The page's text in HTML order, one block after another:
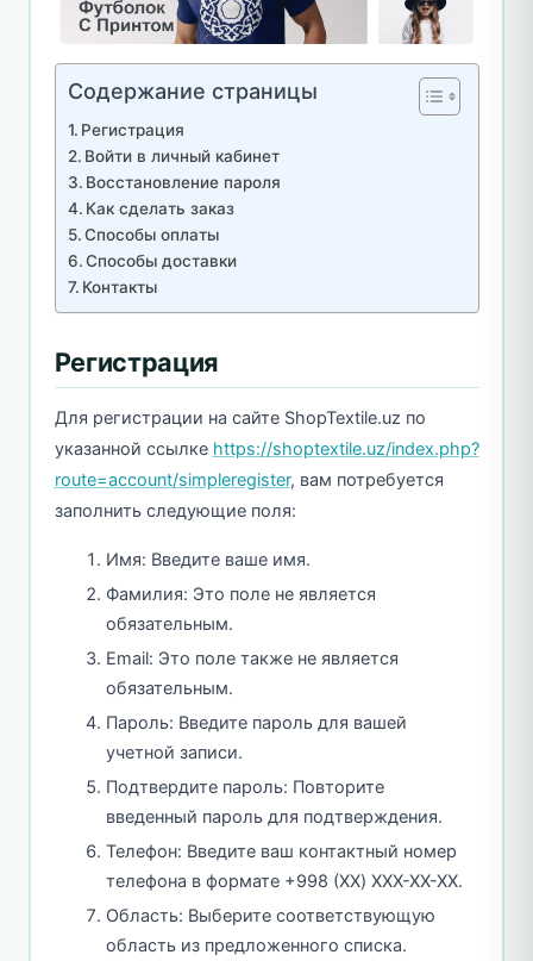
Содержание страницы
Регистрация
Войти в личный кабинет
Восстановление пароля
Как сделать заказ
Способы оплаты
Способы доставки
Контакты
Регистрация
Для регистрации на сайте ShopTextile.uz по
указанной ссылке https://shoptextile.uz/index.php?
route=account/simpleregister, вам потребуется
заполнить следующие поля:
Имя: Введите ваше имя.
Фамилия: Это поле не является
обязательным.
Email: Это поле также не является
обязательным.
Пароль: Введите пароль для вашей
учетной записи.
Подтвердите пароль: Повторите
введенный пароль для подтверждения.
Телефон: Введите ваш контактный номер
телефона в формате +998 (XX) XXX-XX-XX.
Область: Выберите соответствующую
область из предложенного списка.